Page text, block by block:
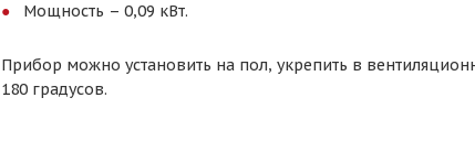
Мощность – 0,09 кВт.
Прибор можно установить на пол, укрепить в
180 градусов.